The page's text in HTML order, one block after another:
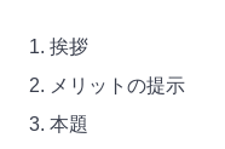
挨拶
メリットの提示
本題